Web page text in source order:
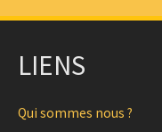
LIENS
Qui sommes nous ?